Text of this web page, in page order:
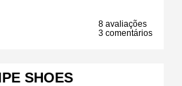
8 avaliações
3 comentários
SHOES